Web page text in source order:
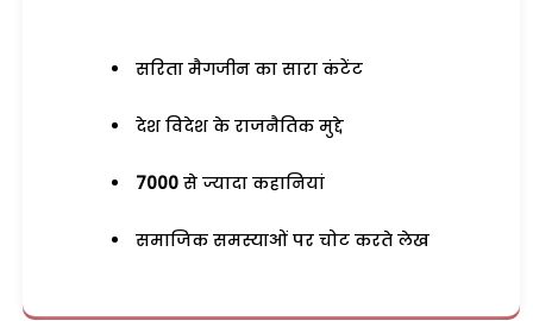
सरिता मैगजीन का सारा कंटेंट
देश विदेश के राजनैतिक मुद्दे
7000 से ज्यादा कहानियां
समाजिक समस्याओं पर चोट करते लेख